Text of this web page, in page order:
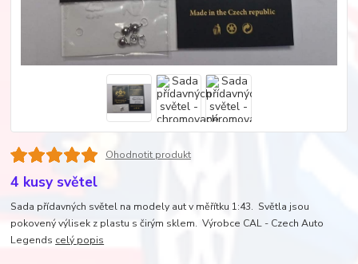
Ohodnotit produkt
4 kusy světel
Sada přídavných světel na modely aut v měřítku 1:43. Světla jsou
pokovený výlisek z plastu s čirým sklem. Výrobce CAL - Czech Auto
Legends celý popis